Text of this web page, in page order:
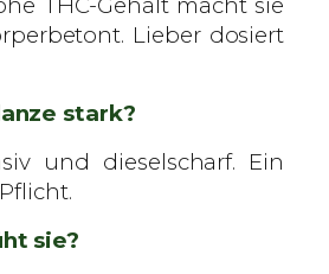
THC-Gehalt macht sie
Lieber dosiert
stark?
und dieselscharf. Ein
sie?